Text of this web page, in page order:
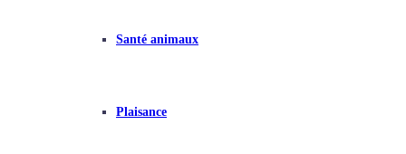
Santé animaux
Plaisance